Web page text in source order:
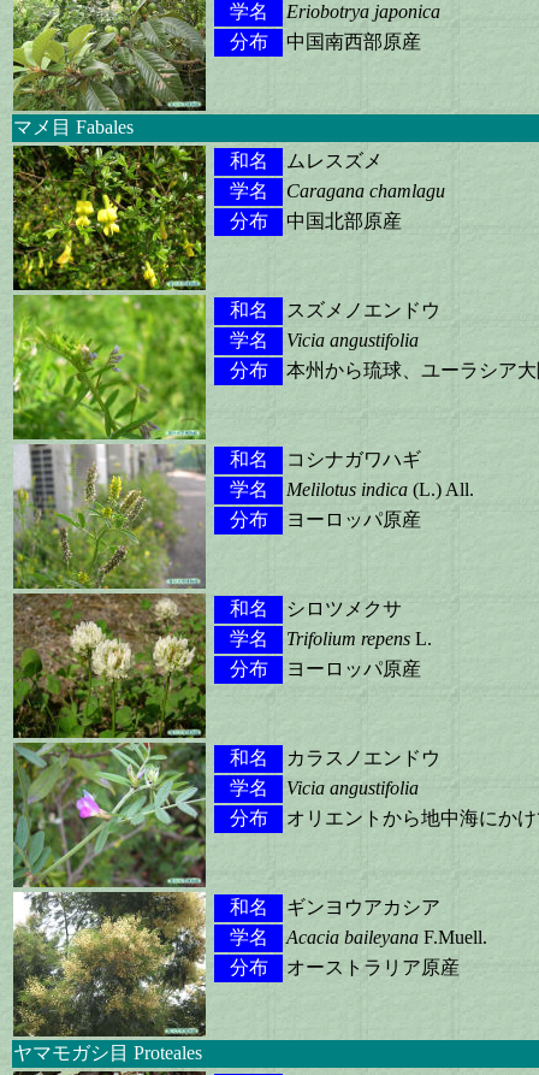
学名
Eriobotrya japonica
分布
中国南西部原産
マメ目 Fabales
和名
ムレスズメ
学名
Caragana chamlagu
分布
中国北部原産
和名
スズメノエンドウ
学名
Vicia angustifolia
分布
本州から琉球、ユーラシア
和名
コシナガワハギ
学名
Melilotus indica (L.) All.
分布
ヨーロッパ原産
和名
シロツメクサ
学名
Trifolium repens L.
分布
ヨーロッパ原産
和名
カラスノエンドウ
学名
Vicia angustifolia
分布
オリエントから地中海にか
和名
ギンヨウアカシア
学名
Acacia baileyana F.Muell.
分布
オーストラリア原産
ヤマモガシ目 Proteales